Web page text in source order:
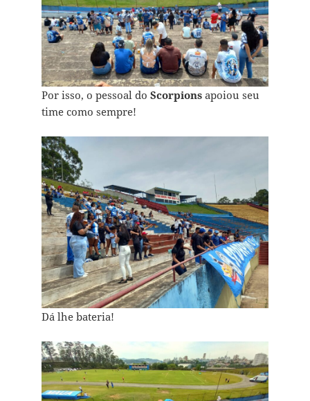
Por isso, o pessoal do Scorpionsapoiou seu
time como sempre!
Dá lhe bateria!